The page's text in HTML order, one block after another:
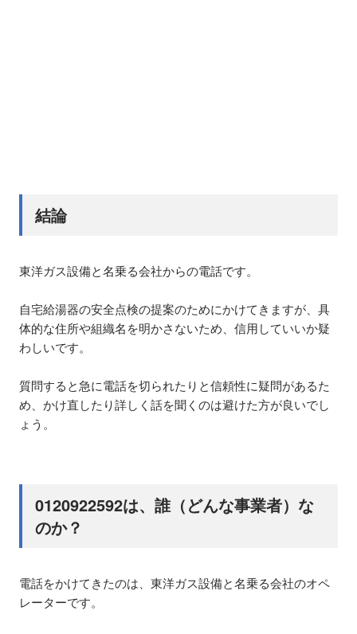
結論
東洋ガス設備と名乗る会社からの電話です。
自宅給湯器の安全点検の提案のためにかけてきますが、具
体的な住所や組織名を明かさないため、信用していいか疑
わしいです。
質問すると急に電話を切られたりと信頼性に疑問があるた
め、かけ直したり詳しく話を聞くのは避けた方が良いでし
ょう。
0120922592は、誰（どんな事業者）な
のか？
電話をかけてきたのは、東洋ガス設備と名乗る会社のオペ
レーターです。